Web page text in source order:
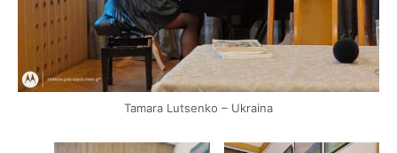
Tamara Lutsenko – Ukraina